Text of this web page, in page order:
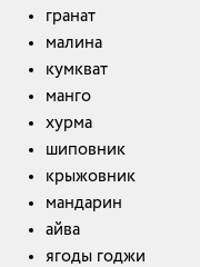
гранат
малина
кумкват
манго
хурма
шиповник
крыжовник
мандарин
айва
ягоды годжи